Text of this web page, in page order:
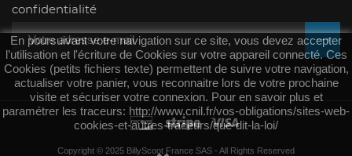
En poursuivant votre navigation sur ce site, vous devez accepter
l’utilisation et l'écriture de Cookies sur votre appareil connecté. Ces
Cookies (petits fichiers texte) permettent de suivre votre navigation,
actualiser votre panier, vous reconnaitre lors de votre prochaine
visite et sécuriser votre connexion. Pour en savoir plus et
paramétrer les traceurs: http://www.cnil.fr/vos-obligations/sites-web-
cookies-et-autres-traceurs/que-dit-la-loi/
confidentialité
Copyright © 2025 BillyScoot France SAS - All Rights Reserved